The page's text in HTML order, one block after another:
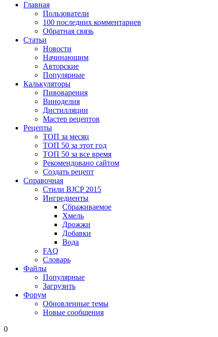
Главная
Пользователи
100 последних комментариев
Обратная связь
Статьи
Новости
Начинающим
Авторские
Популярные
Калькуляторы
Пивоварения
Виноделия
Дистилляции
Мастер рецептов
Рецепты
ТОП за месяц
ТОП 50 за этот год
ТОП 50 за все время
Рекомендовано сайтом
Создать рецепт
Справочная
Стили BJCP 2015
Ингредиенты
Сбраживаемое
Хмель
Дрожжи
Добавки
Вода
FAQ
Словарь
Файлы
Популярные
Загрузить
Форум
Обновленные темы
Новые сообщения
0